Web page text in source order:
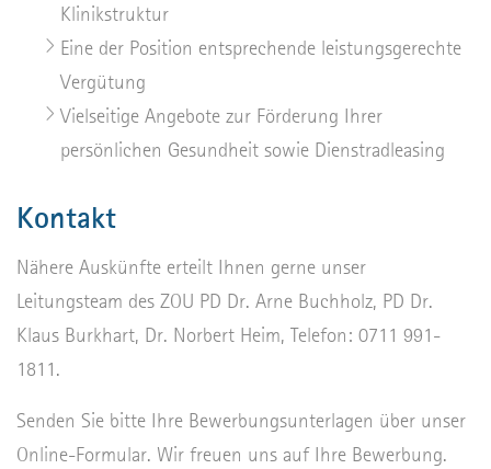
Klinikstruktur
Eine der Position entsprechende leistungsgerechte
Vergütung
Vielseitige Angebote zur Förderung Ihrer
persönlichen Gesundheit sowie Dienstradleasing
Kontakt
Nähere Auskünfte erteilt Ihnen gerne unser
Leitungsteam des ZOU PD Dr. Arne Buchholz, PD Dr.
Klaus Burkhart, Dr. Norbert Heim, Telefon: 0711 991-
1811.
Senden Sie bitte Ihre Bewerbungsunterlagen über unser
Online-Formular. Wir freuen uns auf Ihre Bewerbung.